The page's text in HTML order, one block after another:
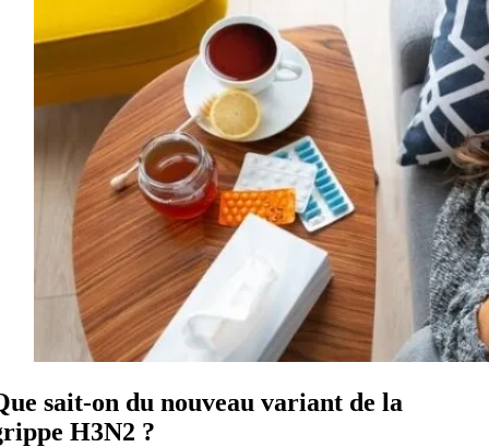
sait-on du nouveau variant de la
H3N2 ?